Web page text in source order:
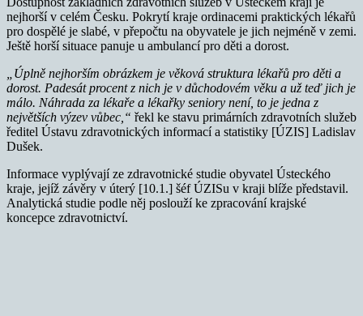
nejhorší v celém Česku. Pokrytí kraje ordinacemi praktických lékařů
pro dospělé je slabé, v přepočtu na obyvatele je jich nejméně v zemi.
Ještě horší situace panuje u ambulancí pro děti a dorost.
„Úplně nejhorším obrázkem je věková struktura lékařů pro děti a
dorost. Padesát procent z nich je v důchodovém věku a už teď jich je
málo. Náhrada za lékaře a lékařky seniory není, to je jedna z
největších výzev vůbec,“ řekl ke stavu primárních zdravotních služeb
ředitel Ústavu zdravotnických informací a statistiky [ÚZIS] Ladislav
Dušek.
Informace vyplývají ze zdravotnické studie obyvatel Ústeckého
kraje, jejíž závěry v úterý [10.1.] šéf ÚZISu v kraji blíže představil.
Analytická studie podle něj poslouží ke zpracování krajské
koncepce zdravotnictví.